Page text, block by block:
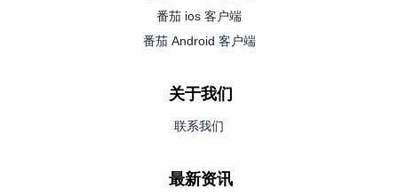
番茄 ios 客户端
番茄 Android 客户端
关于我们
联系我们
最新资讯